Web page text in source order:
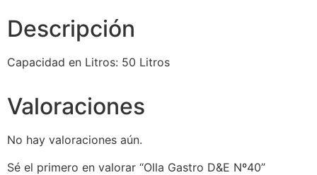
Descripción
Capacidad en Litros: 50 Litros
Valoraciones
No hay valoraciones aún.
Sé el primero en valorar “Olla Gastro D&E Nº40”